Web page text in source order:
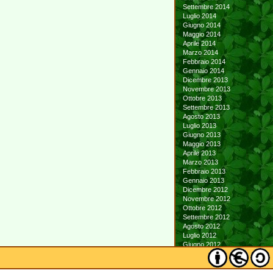
Settembre 2014
Luglio 2014
Giugno 2014
Maggio 2014
Aprile 2014
Marzo 2014
Febbraio 2014
Gennaio 2014
Dicembre 2013
Novembre 2013
Ottobre 2013
Settembre 2013
Agosto 2013
Luglio 2013
Giugno 2013
Maggio 2013
Aprile 2013
Marzo 2013
Febbraio 2013
Gennaio 2013
Dicembre 2012
Novembre 2012
Ottobre 2012
Settembre 2012
Agosto 2012
Luglio 2012
Giugno 2012
Maggio 2012
Aprile 2012